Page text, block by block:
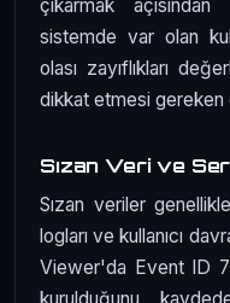
çıkarmak
sistemde var olan
olası zayıflıkları
dikkat etmesi gereken
Sızan Veri ve
Sızan veriler
logları ve kullanıcı
Viewer'da Event ID